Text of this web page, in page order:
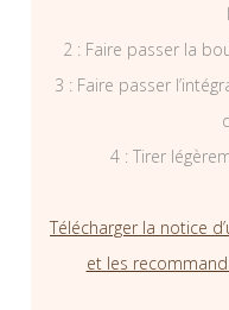
2 : Faire passer la
3 : Faire passer
4 : Tirer
Télécharger la notice
et les